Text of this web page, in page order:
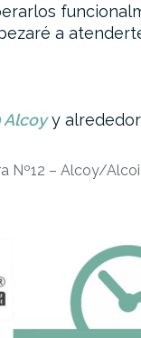
a
Alcoyy
Nº12 – Alcoy/Alcoi